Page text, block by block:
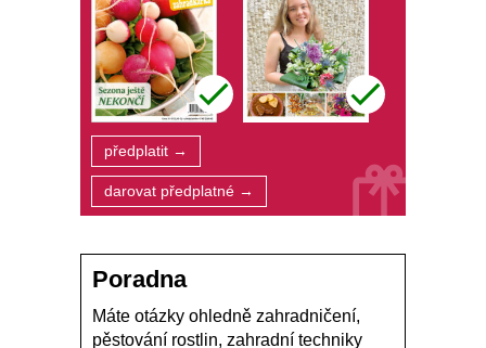
předplatit →
darovat předplatné →
Poradna
Máte otázky ohledně zahradničení,
pěstování rostlin, zahradní techniky